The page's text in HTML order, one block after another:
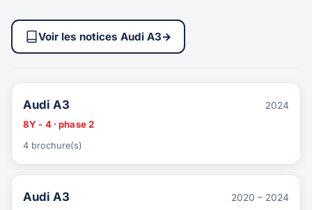
Voir les notices Audi A3→
Audi A3
2024
8Y - 4 · phase 2
4 brochure(s)
Audi A3
2020 – 2024